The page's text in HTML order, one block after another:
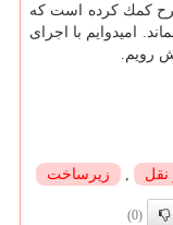
كمك كرده است كه
امیدوایم با اجرای
رویم.
, زیرساخت
(0)